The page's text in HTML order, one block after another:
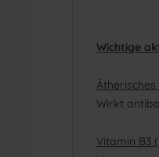
Wichtige
Wirkt
Vitamin B3